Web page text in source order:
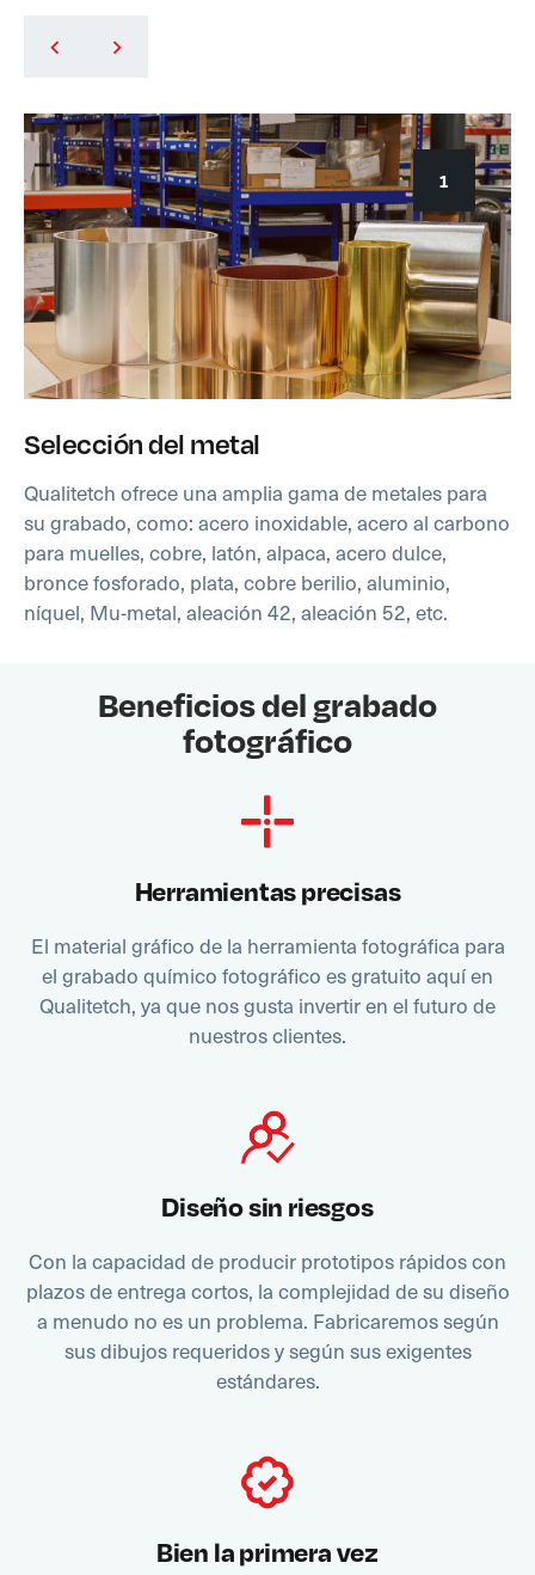
1
Selección del metal
Qualitetch ofrece una amplia gama de metales para
su grabado, como: acero inoxidable, acero al carbono
para muelles, cobre, latón, alpaca, acero dulce,
bronce fosforado, plata, cobre berilio, aluminio,
níquel, Mu-metal, aleación 42, aleación 52, etc.
Beneficios del grabado
fotográfico
Herramientas precisas
El material gráfico de la herramienta fotográfica para
el grabado químico fotográfico es gratuito aquí en
Qualitetch, ya que nos gusta invertir en el futuro de
nuestros clientes.
Diseño sin riesgos
Con la capacidad de producir prototipos rápidos con
plazos de entrega cortos, la complejidad de su diseño
a menudo no es un problema. Fabricaremos según
sus dibujos requeridos y según sus exigentes
estándares.
Bien la primera vez